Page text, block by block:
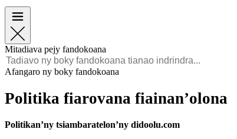
Malagasy
ENGLISH
MALAGASY
TIẾNG VIỆT
Mitadiava pejy fandokoana
Afangaro ny boky fandokoana
Politika fiarovana fiainan’olona
Politikan’ny tsiambaratelon’ny didoolu.com